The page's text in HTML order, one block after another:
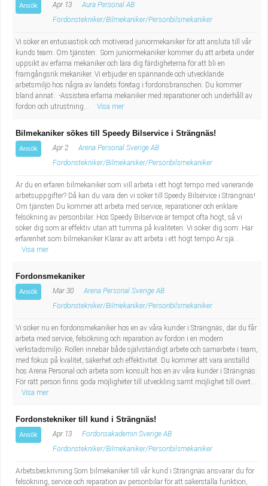
Ansök Apr 13
Aura Personal AB
Fordonstekniker/Bilmekaniker/Personbilsmekaniker
Vi söker en entusiastisk och motiverad juniormekaniker för att ansluta till vår
kunds team. Om tjänsten: Som juniormekaniker kommer du att arbeta under
uppsikt av erfarna mekaniker och lära dig färdigheterna för att bli en
framgångsrik mekaniker. Vi erbjuder en spännande och utvecklande
arbetsmiljö hos några av landets företag i fordonsbranschen. Du kommer
bland annat: -Assistera erfarna mekaniker med reparationer och underhåll av
fordon och utrustning...
Visa mer
Bilmekaniker sökes till Speedy Bilservice i Strängnäs!
Ansök Apr 2
Arena Personal Sverige AB
Fordonstekniker/Bilmekaniker/Personbilsmekaniker
Är du en erfaren bilmekaniker som vill arbeta i ett högt tempo med varierande
arbetsuppgifter? Då kan du vara den vi söker till Speedy Bilservice i Strängnäs!
Om tjänsten Du kommer att arbeta med service, reparationer och enklare
felsökning av personbilar. Hos Speedy Bilservice är tempot ofta högt, så vi
söker dig som är effektiv utan att tumma på kvaliteten. Vi söker dig som: Har
erfarenhet som bilmekaniker Klarar av att arbeta i ett högt tempo Är sjä...
Visa mer
Fordonsmekaniker
Ansök Mar 30
Arena Personal Sverige AB
Fordonstekniker/Bilmekaniker/Personbilsmekaniker
Vi söker nu en fordonsmekaniker hos en av våra kunder i Strängnäs, där du får
arbeta med service, felsökning och reparation av fordon i en modern
verkstadsmiljö. Rollen innebär både självständigt arbete och samarbete i team,
med fokus på kvalitet, säkerhet och effektivitet. Du kommer att vara anställd
hos Arena Personal och arbeta som konsult hos en av våra kunder i Strängnäs.
För rätt person finns goda möjligheter till utveckling samt möjlighet till övert...
Visa mer
Fordonstekniker till kund i Strängnäs!
Ansök Apr 13
Fordonsakademin Sverige AB
Fordonstekniker/Bilmekaniker/Personbilsmekaniker
Arbetsbeskrivning Som bilmekaniker till vår kund i Strängnäs ansvarar du för
felsökning, service och reparation av personbilar för att säkerställa funktion,